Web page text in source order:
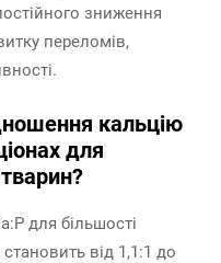
зниження
переломів,
кальцію
для
для більшості
від 1,1:1 до